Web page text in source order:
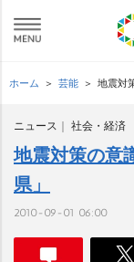
ホーム 芸能 地震対
ニュース 社会・経済
地震対策の意
県」
2010-09-01 06:00